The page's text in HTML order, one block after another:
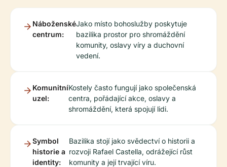
Náboženské
centrum:
Jako místo bohoslužby poskytuje
bazilika prostor pro shromáždění
komunity, oslavy víry a duchovní
vedení.
Komunitní
uzel:
Kostely často fungují jako společenská
centra, pořádající akce, oslavy a
shromáždění, která spojují lidi.
Symbol
historie a
identity:
Bazilika stojí jako svědectví o historii a
rozvoji Rafael Castella, odrážející růst
komunity a její trvající víru.